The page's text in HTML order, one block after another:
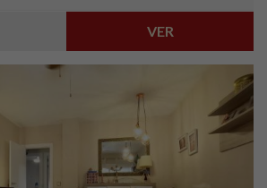
VER